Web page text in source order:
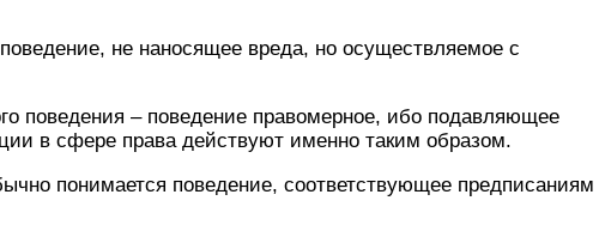
не наносящее вреда, но осуществляемое с
поведения – поведение правомерное, ибо подавляющее
в сфере права действуют именно таким образом.
понимается поведение, соответствующее предписаниям